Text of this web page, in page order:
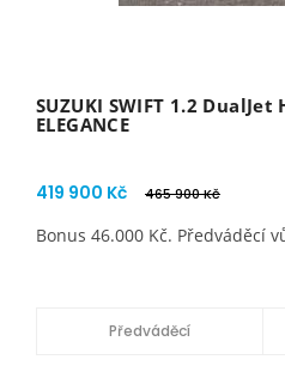
SUZUKI SWIFT 1.2
ELEGANCE
419 900 Kč 465 900 Kč
Bonus 46.000 Kč. Předváděcí
Předváděcí